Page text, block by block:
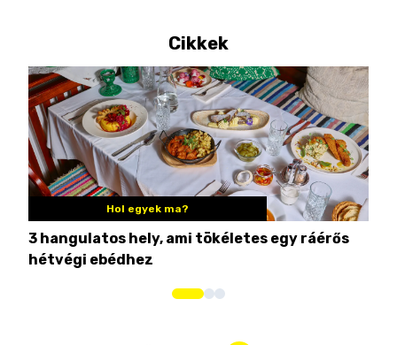
Cikkek
Hol egyek ma?
3 hangulatos hely, ami tökéletes egy ráérős
hétvégi ebédhez